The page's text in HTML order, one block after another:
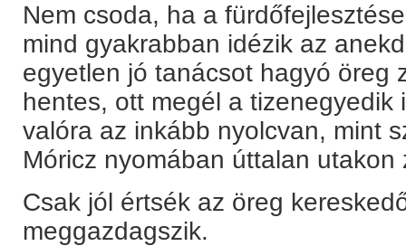
Nem csoda, ha a
mind gyakrabban idézik az
egyetlen jó tanácsot hagyó öreg
hentes, ott megél a tizenegyedik
valóra az inkább nyolcvan, mint
Móricz nyomában úttalan utakon
Csak jól értsék az öreg
meggazdagszik.